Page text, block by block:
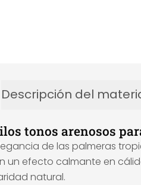
Descripción del
tonos arenosos
de las palmeras
un efecto calmante en
natural.